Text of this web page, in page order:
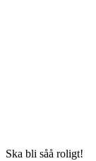
Ska bli såå roligt!